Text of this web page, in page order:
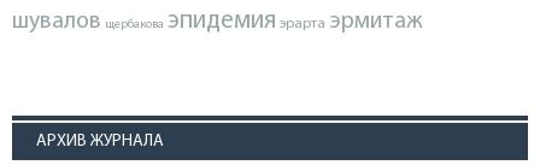
шувалов щербакова эпидемия эрарта эрмитаж
АРХИВ ЖУРНАЛА